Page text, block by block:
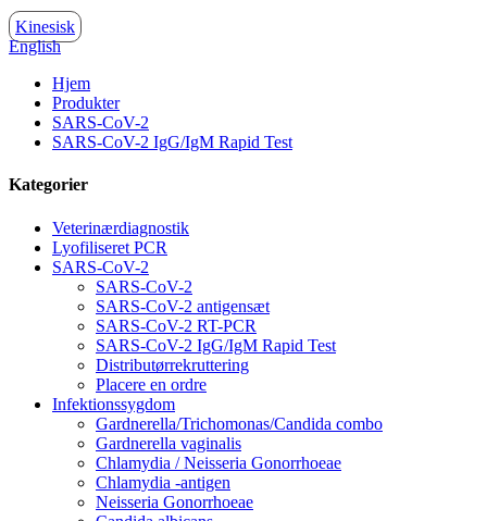
Kinesisk
English
Hjem
Produkter
SARS-CoV-2
SARS-CoV-2 IgG/IgM Rapid Test
Kategorier
Veterinærdiagnostik
Lyofiliseret PCR
SARS-CoV-2
SARS-CoV-2
SARS-CoV-2 antigensæt
SARS-CoV-2 RT-PCR
SARS-CoV-2 IgG/IgM Rapid Test
Distributørrekruttering
Placere en ordre
Infektionssygdom
Gardnerella/Trichomonas/Candida combo
Gardnerella vaginalis
Chlamydia / Neisseria Gonorrhoeae
Chlamydia -antigen
Neisseria Gonorrhoeae